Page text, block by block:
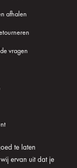
te laten
ervan uit dat je
afhalen
vragen